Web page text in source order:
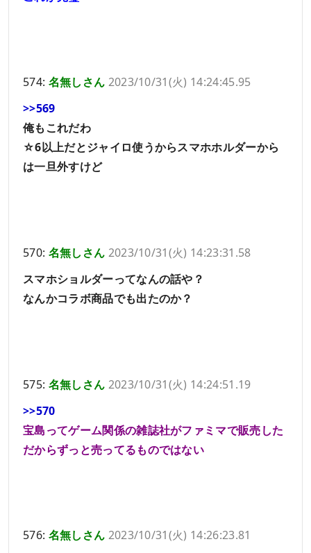
574: 名無しさん 2023/10/31(火) 14:24:45.95
>>569
俺もこれだわ
☆6以上だとジャイロ使うからスマホホルダーから
は一旦外すけど
570: 名無しさん 2023/10/31(火) 14:23:31.58
スマホショルダーってなんの話や？
なんかコラボ商品でも出たのか？
575: 名無しさん 2023/10/31(火) 14:24:51.19
>>570
宝島ってゲーム関係の雑誌社がファミマで販売した
だからずっと売ってるものではない
576: 名無しさん 2023/10/31(火) 14:26:23.81